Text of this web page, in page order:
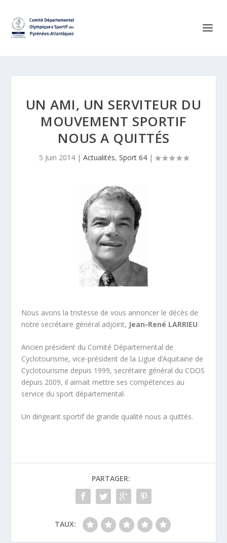
UN AMI, UN SERVITEUR DU
MOUVEMENT SPORTIF
NOUS A QUITTÉS
5 Juin 2014| Actualités, Sport 64|
Nous avons la tristesse de vous annoncer le décès de
notre secrétaire général adjoint, Jean-René LARRIEU.
Ancien président du Comité Départemental de
Cyclotourisme, vice-président de la Ligue d’Aquitaine de
Cyclotourisme depuis 1999, secrétaire général du CDOS
depuis 2009, il aimait mettre ses compétences au
service du sport départemental.
Un dirigeant sportif de grande qualité nous a quittés.
PARTAGER:
TAUX: